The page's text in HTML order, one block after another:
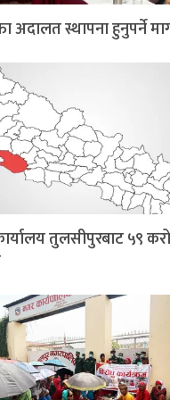
अदालत स्थापना हुनुपर्ने
तुलसीपुरबाट ५९